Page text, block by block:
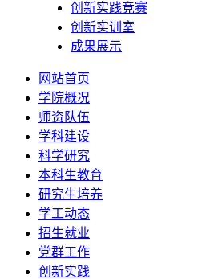
创新实践竞赛
创新实训室
成果展示
网站首页
学院概况
师资队伍
学科建设
科学研究
本科生教育
研究生培养
学工动态
招生就业
党群工作
创新实践